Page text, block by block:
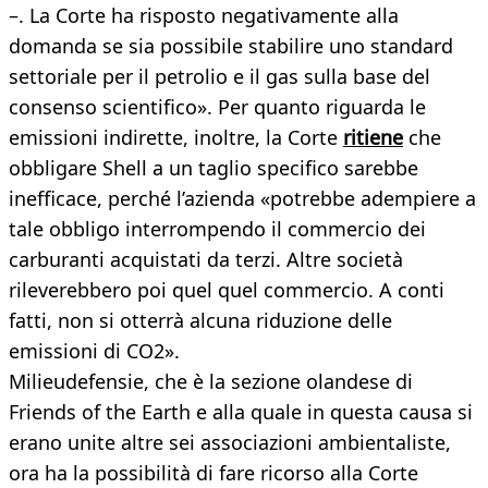
–. La Corte ha risposto negativamente alla
domanda se sia possibile stabilire uno standard
settoriale per il petrolio e il gas sulla base del
consenso scientifico». Per quanto riguarda le
emissioni indirette, inoltre, la Corte ritiene che
obbligare Shell a un taglio specifico sarebbe
inefficace, perché l’azienda «potrebbe adempiere a
tale obbligo interrompendo il commercio dei
carburanti acquistati da terzi. Altre società
rileverebbero poi quel quel commercio. A conti
fatti, non si otterrà alcuna riduzione delle
emissioni di CO2».
Milieudefensie, che è la sezione olandese di
Friends of the Earth e alla quale in questa causa si
erano unite altre sei associazioni ambientaliste,
ora ha la possibilità di fare ricorso alla Corte